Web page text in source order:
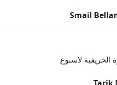
Smail
الخريفية لاسبوع